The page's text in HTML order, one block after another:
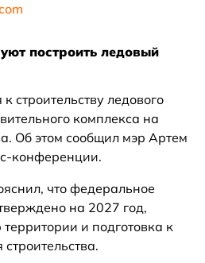
построить ледовый
строительству ледового
комплекса на
Об этом сообщил мэр Артем
конференции.
что федеральное
на 2027 год,
и подготовка к